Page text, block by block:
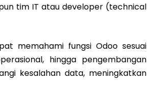
tim IT atau developer (technical
memahami fungsi Odoo sesuai
hingga pengembangan
kesalahan data, meningkatkan